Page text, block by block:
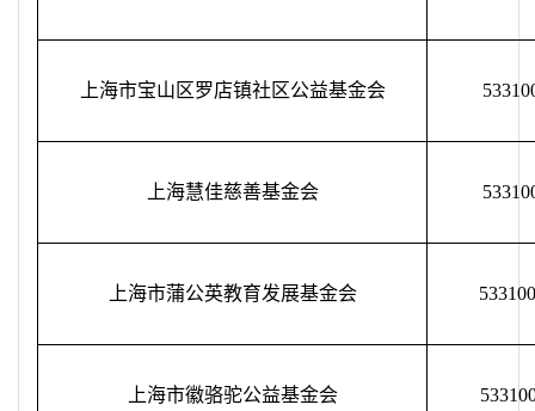
上海市宝山区罗店镇社区公益基金会
上海慧佳慈善基金会
上海市蒲公英教育发展基金会
上海市徽骆驼公益基金会